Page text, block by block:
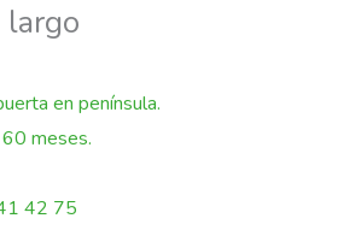
largo
en península.
60 meses.
42 75